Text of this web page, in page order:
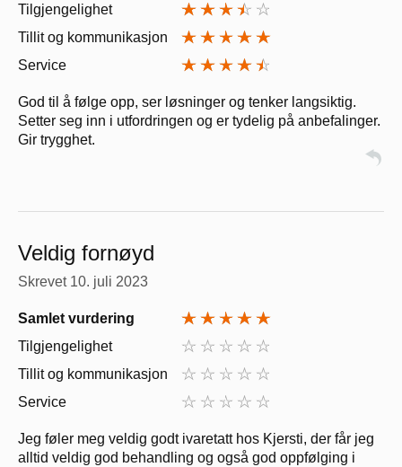
Tilgjengelighet
Tillit og kommunikasjon
Service
God til å følge opp, ser løsninger og tenker langsiktig.
Setter seg inn i utfordringen og er tydelig på anbefalinger.
Gir trygghet.
Veldig fornøyd
Skrevet 10. juli 2023
Samlet vurdering
Tilgjengelighet
Tillit og kommunikasjon
Service
Jeg føler meg veldig godt ivaretatt hos Kjersti, der får jeg
alltid veldig god behandling og også god oppfølging i